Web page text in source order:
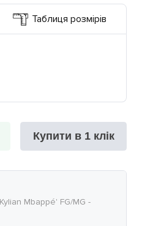
Таблиця розмірів
Купити в 1 клік
Mbappé' FG/MG -